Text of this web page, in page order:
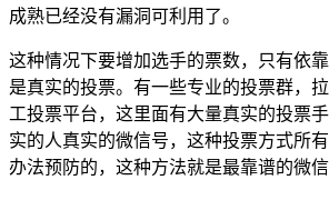
成熟已经没有漏洞可利用了。
这种情况下要增加选手的票数，只有依
是真实的投票。有一些专业的投票群，
工投票平台，这里面有大量真实的投票
实的人真实的微信号，这种投票方式所
办法预防的，这种方法就是最靠谱的微信